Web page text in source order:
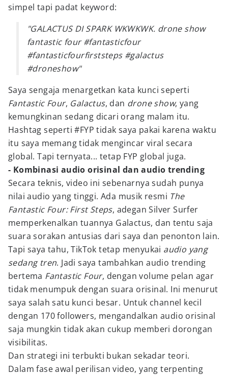
simpel tapi padat keyword:
"GALACTUS DI SPARK WKWKWK. drone show
fantastic four #fantasticfour
#fantasticfourfirststeps #galactus
#droneshow"
Saya sengaja menargetkan kata kunci seperti
Fantastic Four, Galactus, dan drone show, yang
kemungkinan sedang dicari orang malam itu.
Hashtag seperti #FYP tidak saya pakai karena waktu
itu saya memang tidak mengincar viral secara
global. Tapi ternyata... tetap FYP global juga.
- Kombinasi audio orisinal dan audio trending
Secara teknis, video ini sebenarnya sudah punya
nilai audio yang tinggi. Ada musik resmi The
Fantastic Four: First Steps, adegan Silver Surfer
memperkenalkan tuannya Galactus, dan tentu saja
suara sorakan antusias dari saya dan penonton lain.
Tapi saya tahu, TikTok tetap menyukai audio yang
sedang tren. Jadi saya tambahkan audio trending
bertema Fantastic Four, dengan volume pelan agar
tidak menumpuk dengan suara orisinal. Ini menurut
saya salah satu kunci besar. Untuk channel kecil
dengan 170 followers, mengandalkan audio orisinal
saja mungkin tidak akan cukup memberi dorongan
visibilitas.
Dan strategi ini terbukti bukan sekadar teori.
Dalam fase awal perilisan video, yang terpenting